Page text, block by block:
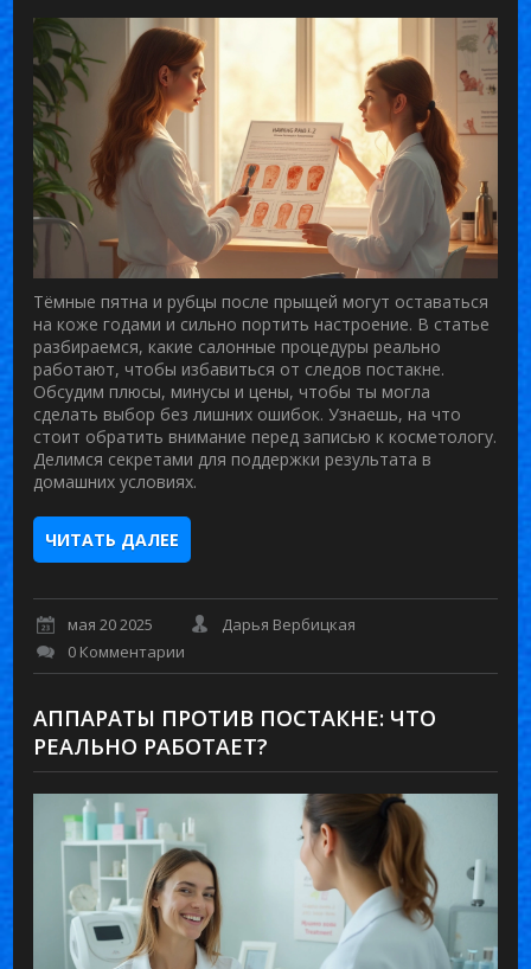
Тёмные пятна и рубцы после прыщей могут оставаться
на коже годами и сильно портить настроение. В статье
разбираемся, какие салонные процедуры реально
работают, чтобы избавиться от следов постакне.
Обсудим плюсы, минусы и цены, чтобы ты могла
сделать выбор без лишних ошибок. Узнаешь, на что
стоит обратить внимание перед записью к косметологу.
Делимся секретами для поддержки результата в
домашних условиях.
ЧИТАТЬ ДАЛЕЕ
мая 20 2025
Дарья Вербицкая
0 Комментарии
АППАРАТЫ ПРОТИВ ПОСТАКНЕ: ЧТО
РЕАЛЬНО РАБОТАЕТ?